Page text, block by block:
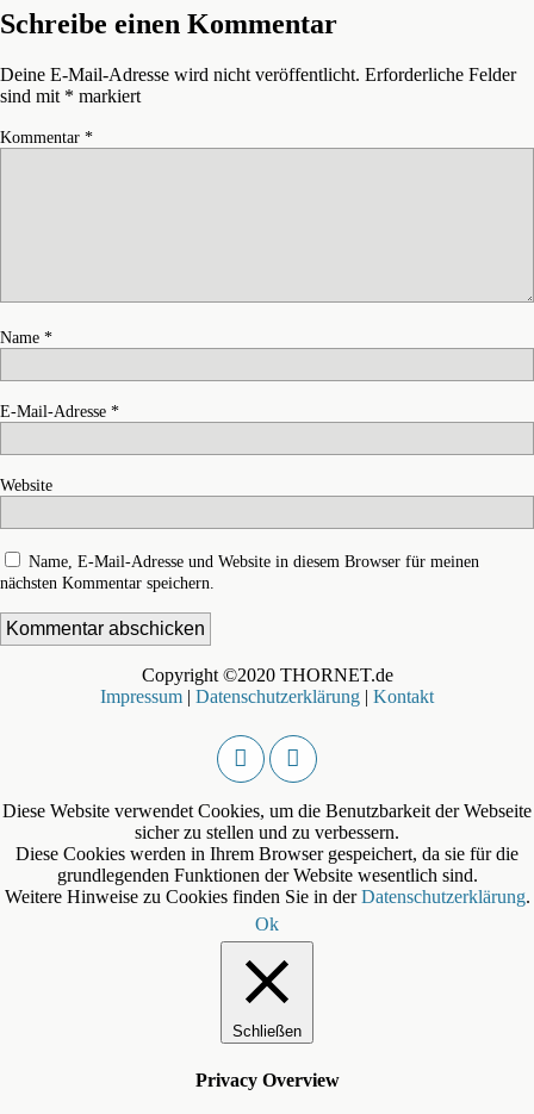
Schreibe einen Kommentar
Deine E-Mail-Adresse wird nicht veröffentlicht. Erforderliche Felder
sind mit * markiert
Kommentar *
Name *
E-Mail-Adresse *
Website
Name, E-Mail-Adresse und Website in diesem Browser für meinen
nächsten Kommentar speichern.
Copyright ©2020 THORNET.de
Impressum | Datenschutzerklärung | Kontakt
Diese Website verwendet Cookies, um die Benutzbarkeit der Webseite
sicher zu stellen und zu verbessern.
Diese Cookies werden in Ihrem Browser gespeichert, da sie für die
grundlegenden Funktionen der Website wesentlich sind.
Weitere Hinweise zu Cookies finden Sie in derDatenschutzerklärung.
Ok
Schließen
Privacy Overview